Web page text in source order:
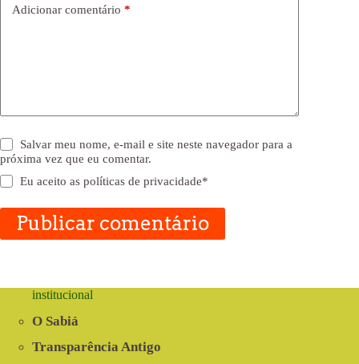
Adicionar comentário *
Salvar meu nome, e-mail e site neste navegador para a
próxima vez que eu comentar.
Eu aceito aspolíticas de privacidade*
Publicar comentário
institucional
O Sabiá
Transparência Antigo